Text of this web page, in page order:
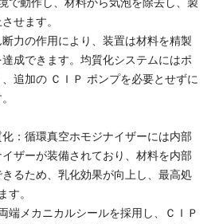
せます。
力の作用により、装置は材料を精製
成できます。均質化システムにはポ
追加の ＣＩＰ ポンプを必要とせずに
：循環真空ホモジナイザーには内部
ザーが装備されており、材料を内部
るため、乳化効果が向上し、最高処
す。
端メカニカルシールを採用し、ＣＩＰ